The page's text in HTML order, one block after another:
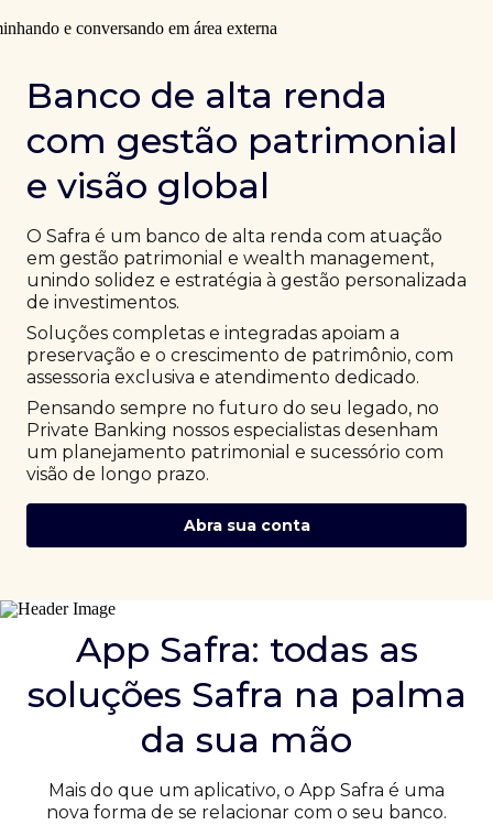
Banco de alta renda
com gestão patrimonial
e visão global
O Safra é um banco de alta renda com atuação
em gestão patrimonial e wealth management,
unindo solidez e estratégia à gestão personalizada
de investimentos.
Soluções completas e integradas apoiam a
preservação e o crescimento de patrimônio, com
assessoria exclusiva e atendimento dedicado.
Pensando sempre no futuro do seu legado, no
Private Banking nossos especialistas desenham
um planejamento patrimonial e sucessório com
visão de longo prazo.
Abra sua conta
App Safra: todas as
soluções Safra na palma
da sua mão
Mais do que um aplicativo, o App Safra é uma
nova forma de se relacionar com o seu banco.